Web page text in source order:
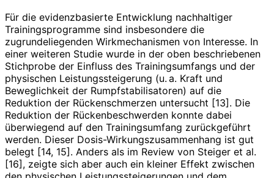
Für die evidenzbasierte Entwicklung nachhaltiger
Trainingsprogramme sind insbesondere die
zugrundeliegenden Wirkmechanismen von Interesse. In
einer weiteren Studie wurde in der oben beschriebenen
Stichprobe der Einfluss des Trainingsumfangs und der
physischen Leistungssteigerung (u. a. Kraft und
Beweglichkeit der Rumpfstabili­satoren) auf die
Reduktion der Rückenschmerzen untersucht [13]. Die
Reduktion der Rückenbeschwerden konnte dabei
überwiegend auf den Trainingsumfang zurückgeführt
werden. Dieser Dosis-Wirkungszusammenhang ist gut
belegt [14, 15]. Anders als im Review von Steiger et al.
[16], zeigte sich aber auch ein kleiner Effekt zwischen